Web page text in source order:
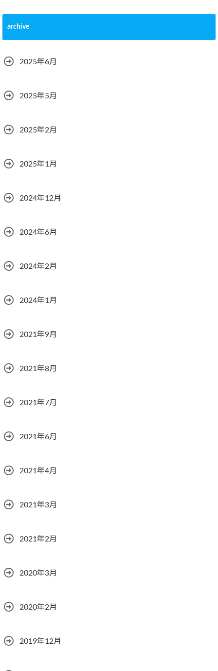
archive
2025年6月
2025年5月
2025年2月
2025年1月
2024年12月
2024年6月
2024年2月
2024年1月
2021年9月
2021年8月
2021年7月
2021年6月
2021年4月
2021年3月
2021年2月
2020年3月
2020年2月
2019年12月